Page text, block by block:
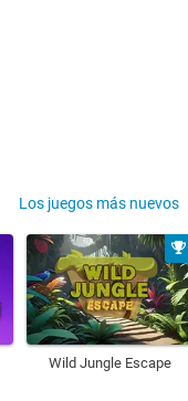
Los juegos más nuevos
Wild Jungle Escape